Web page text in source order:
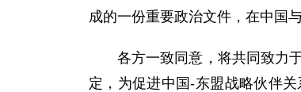
成的一份重要政治文件，在中国
各方一致同意，将共同致力于
定，为促进中国-东盟战略伙伴